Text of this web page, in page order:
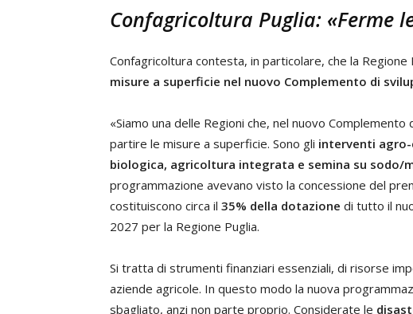
Confagricoltura Puglia: «Ferme
Confagricoltura contesta, in particolare, che la
misure a superficie nel nuovo Complemento di
«Siamo una delle Regioni che, nel nuovo
partire le misure a superficie. Sono gli interventi agro-
biologica, agricoltura integrata e semina su sodo/
programmazione avevano visto la concessione del
costituiscono circa il 35% della dotazione di tutto il
2027 per la Regione Puglia.
Si tratta di strumenti finanziari essenziali, di risorse
aziende agricole. In questo modo la nuova
sbagliato, anzi non parte proprio. Considerate le